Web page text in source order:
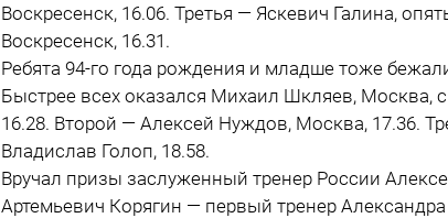
Воскресенск, 16.06. Третья — Яскевич Галина,
Воскресенск, 16.31.
Ребята 94-го года рождения и младше тоже бежали
Быстрее всех оказался Михаил Шкляев, Москва, с
16.28. Второй — Алексей Нуждов, Москва, 17.36.
Владислав Голоп, 18.58.
Вручал призы заслуженный тренер России
Артемьевич Корягин — первый тренер